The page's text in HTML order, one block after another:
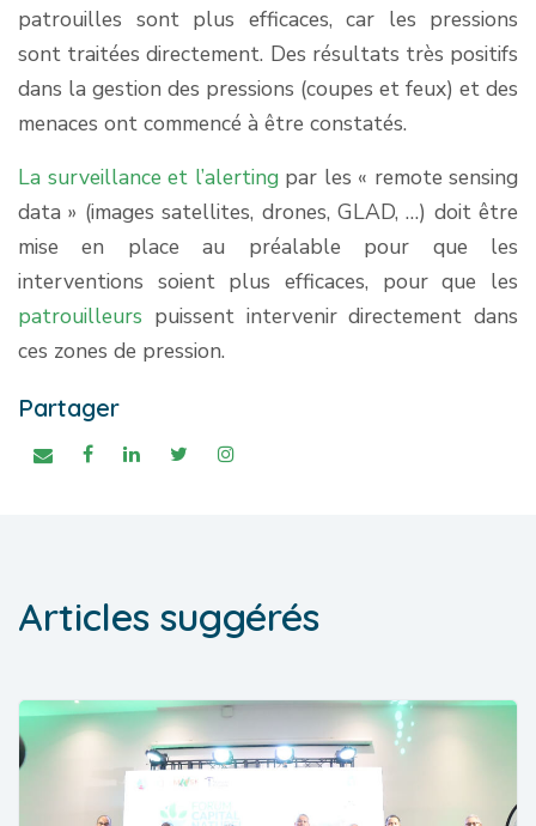
patrouilles sont plus efficaces, car les pressions
sont traitées directement. Des résultats très positifs
dans la gestion des pressions (coupes et feux) et des
menaces ont commencé à être constatés.
La surveillance et l’alertingpar les « remote sensing
data » (images satellites, drones, GLAD, …) doit être
mise en place au préalable pour que les
interventions soient plus efficaces, pour que les
patrouilleurs puissent intervenir directement dans
ces zones de pression.
Partager
Articles suggérés